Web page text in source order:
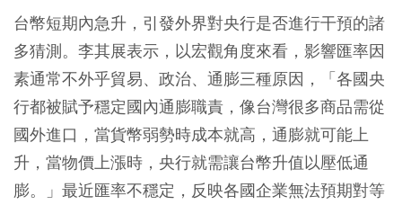
台幣短期內急升，引發外界對央行是否進行干預的諸
多猜測。李其展表示，以宏觀角度來看，影響匯率因
素通常不外乎貿易、政治、通膨三種原因，「各國央
行都被賦予穩定國內通膨職責，像台灣很多商品需從
國外進口，當貨幣弱勢時成本就高，通膨就可能上
升，當物價上漲時，央行就需讓台幣升值以壓低通
膨。」最近匯率不穩定，反映各國企業無法預期對等